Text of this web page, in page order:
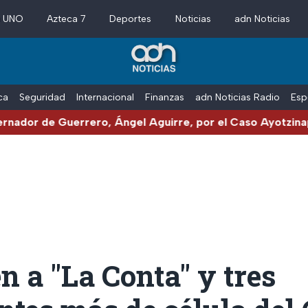
Azteca 7 Deportes Noticias adn Noticias
Seguridad Internacional Finanzas adn Noticias Radio
Ángel Aguirre, por el Caso Ayotzinapa
a "La Conta" y tres